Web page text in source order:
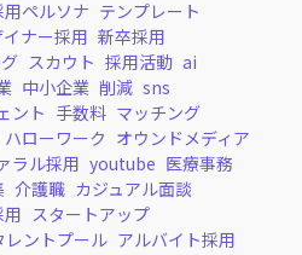
用ペルソナ テンプレート
ナー採用 新卒採用
スカウト 採用活動 ai
中小企業 削減 sns
ント 手数料 マッチング
ハローワーク オウンドメディア
ラル採用 youtube 医療事務
介護職 カジュアル面談
スタートアップ
レントプール アルバイト採用